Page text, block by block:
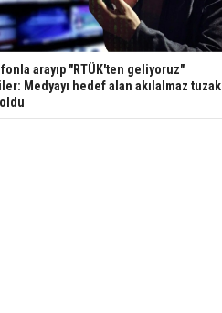
arayıp "RTÜK'ten geliyoruz"
Medyayı hedef alan akılalmaz tuzak